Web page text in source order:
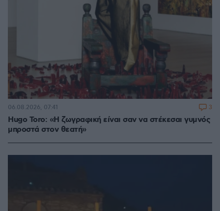
Hugo Toro: «Η ζωγραφική είναι σαν να στέκεσαι γυμνός
μπροστά στον θεατή»
06.08.2026, 07:41 3